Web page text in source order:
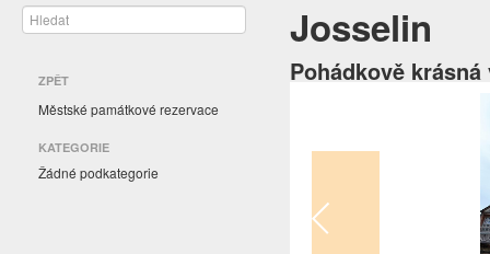
ZPĚT
Městské památkové rezervace
KATEGORIE
Žádné podkategorie
Josselin
Pohádkově